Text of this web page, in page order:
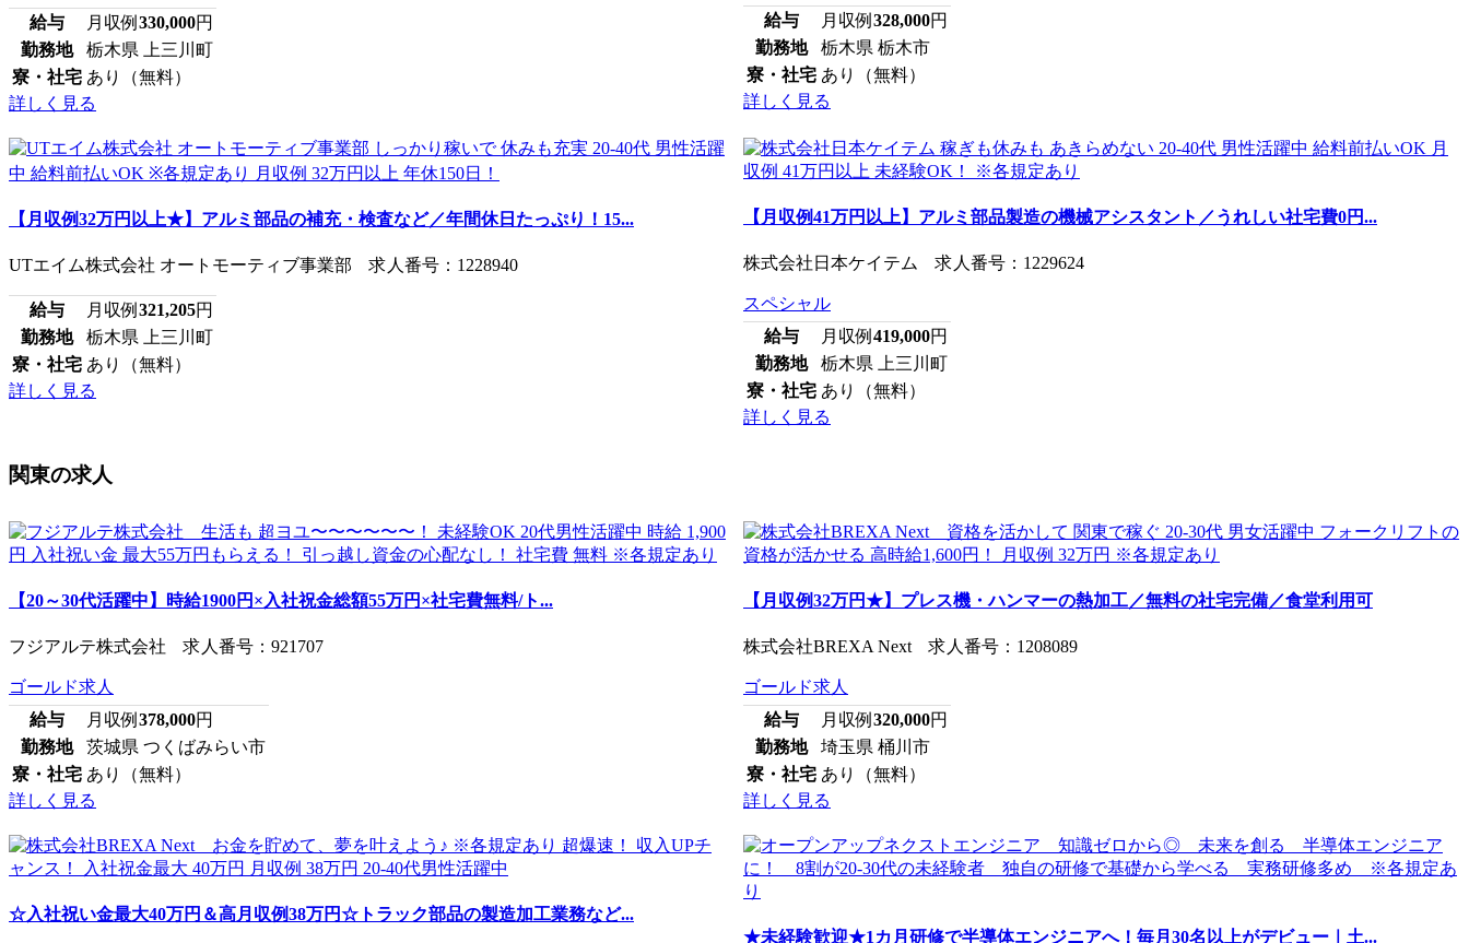
給与
月収例 330,000円
勤務地
栃木県 上三川町
寮・社宅 あり（無料）
詳しく見る
給与
月収例 328,000円
勤務地
栃木県 栃木市
寮・社宅 あり（無料）
詳しく見る
【月収例32万円以上★】アルミ部品の補充・検査など／年間休日たっぷり！15...
UTエイム株式会社 オートモーティブ事業部 求人番号：1228940
給与 月収例 321,205円
勤務地
栃木県 上三川町
寮・社宅 あり（無料）
詳しく見る
【月収例41万円以上】アルミ部品製造の機械アシスタント／うれしい社宅費0円...
株式会社日本ケイテム 求人番号：1229624
スペシャル
給与
月収例 419,000円
勤務地
栃木県 上三川町
寮・社宅 あり（無料）
詳しく見る
関東の求人
【20～30代活躍中】時給1900円×入社祝金総額55万円×社宅費無料/ト...
フジアルテ株式会社 求人番号：921707
ゴールド求人
給与
月収例 378,000円
勤務地
茨城県 つくばみらい市
寮・社宅 あり（無料）
詳しく見る
【月収例32万円★】プレス機・ハンマーの熱加工／無料の社宅完備／食堂利用可
株式会社BREXA Next 求人番号：1208089
ゴールド求人
給与
月収例 320,000円
勤務地
埼玉県 桶川市
寮・社宅 あり（無料）
詳しく見る
☆入社祝い金最大40万円＆高月収例38万円☆トラック部品の製造加工業務など...
★未経験歓迎★1カ月研修で半導体エンジニアへ！毎月30名以上がデビュー｜土...